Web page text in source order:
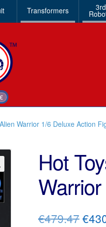
Transformers
€
Warrior 1/6 Deluxe Action
Hot
€479.47Le